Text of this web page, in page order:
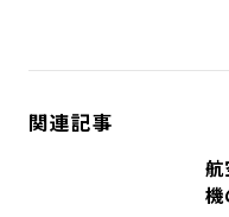
関連記事
航
機